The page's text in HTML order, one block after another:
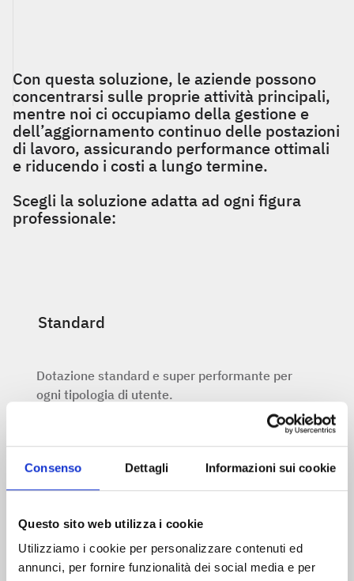
Consenso Dettagli Informazioni sui cookie
Questo sito web utilizza i cookie
Utilizziamo i cookie per personalizzare contenuti ed
annunci, per fornire funzionalità dei social media e per
Con questa soluzione, le aziende possono
concentrarsi sulle proprie attività principali,
mentre noi ci occupiamo della gestione e
dell’aggiornamento continuo delle postazioni
di lavoro, assicurando performance ottimali
e riducendo i costi a lungo termine.
Scegli la soluzione adatta ad ogni figura
professionale:
Standard
Dotazione standard e super performante per
ogni tipologia di utente.
Professional
Hardware avanzato per personale tecnico che
Elite